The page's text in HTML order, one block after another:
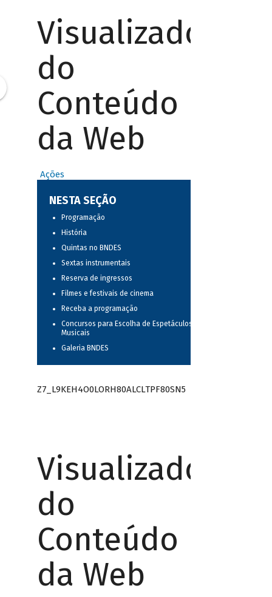
Visualizador
do
Conteúdo
da Web
Ações
NESTA SEÇÃO
Programação
História
Quintas no BNDES
Sextas instrumentais
Reserva de ingressos
Filmes e festivais de cinema
Receba a programação
Concursos para Escolha de Espetáculos
Musicais
Galeria BNDES
Z7_L9KEH4O0LORH80ALCLTPF80SN5
Visualizador
do
Conteúdo
da Web